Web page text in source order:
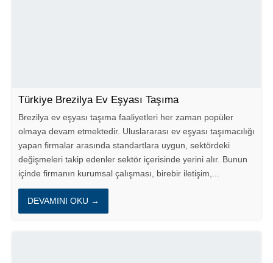
Türkiye Brezilya Ev Eşyası Taşıma
Brezilya ev eşyası taşıma faaliyetleri her zaman popüler
olmaya devam etmektedir. Uluslararası ev eşyası taşımacılığı
yapan firmalar arasında standartlara uygun, sektördeki
değişmeleri takip edenler sektör içerisinde yerini alır. Bunun
içinde firmanın kurumsal çalışması, birebir iletişim,...
DEVAMINI OKU →